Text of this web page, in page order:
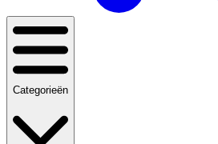
Categorieën